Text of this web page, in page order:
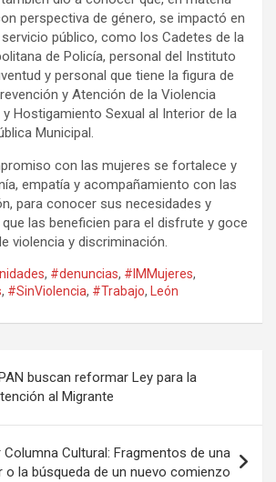
perspectiva de género, se impactó en
público, como los Cadetes de la
de Policía, personal del Instituto
y personal que tiene la figura de
y Atención de la Violencia
Hostigamiento Sexual al Interior de la
Municipal.
con las mujeres se fortalece y
empatía y acompañamiento con las
para conocer sus necesidades y
las beneficien para el disfrute y goce
violencia y discriminación.
, #denuncias, #IMMujeres,
, #SinViolencia, #Trabajo, León
buscan reformar Ley para la
al Migrante
Columna Cultural: Fragmentos de una
o la búsqueda de un nuevo comienzo